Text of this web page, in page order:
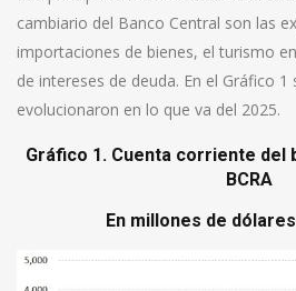
cambiario del Banco Central son las
importaciones de bienes, el turismo
de intereses de deuda. En el Gráfico
evolucionaron en lo que va del 2025.
Gráfico 1. Cuenta corriente del
BCRA
En millones de